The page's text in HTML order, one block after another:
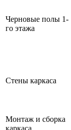
Черновые полы 1-
го этажа
Стены каркаса
Монтаж и сборка
каркаса